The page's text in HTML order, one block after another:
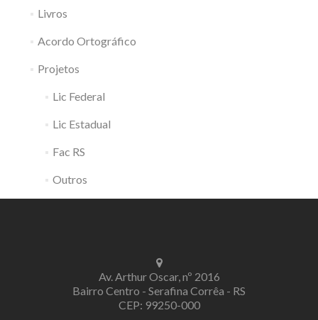
Livros
Acordo Ortográfico
Projetos
Lic Federal
Lic Estadual
Fac RS
Outros
Av. Arthur Oscar, nº 2016
Bairro Centro - Serafina Corrêa - RS
CEP: 99250-000